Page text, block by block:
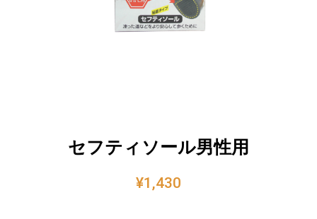
セフティソール男性用
¥1,430